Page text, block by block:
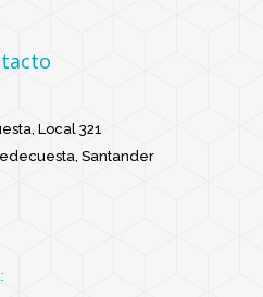
Local 321
Santander